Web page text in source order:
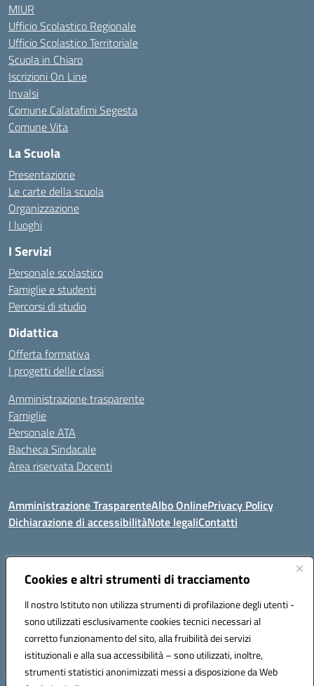
Cookies e altri strumenti di tracciamento
Il nostro Istituto non utilizza strumenti di profilazione degli utenti -
sono utilizzati esclusivamente cookies tecnici necessari al
corretto funzionamento del sito, alla fruibilità dei servizi
istituzionali e alla sua accessibilità – sono utilizzati, inoltre,
strumenti statistici anonimizzati messi a disposizione da Web
MIUR
Ufficio Scolastico Regionale
Ufficio Scolastico Territoriale
Scuola in Chiaro
Iscrizioni On Line
Invalsi
Comune Calatafimi Segesta
Comune Vita
La Scuola
Presentazione
Le carte della scuola
Organizzazione
I luoghi
I Servizi
Personale scolastico
Famiglie e studenti
Percorsi di studio
Didattica
Offerta formativa
I progetti delle classi
Amministrazione trasparente
Famiglie
Personale ATA
Bacheca Sindacale
Area riservata Docenti
Amministrazione TrasparenteAlbo OnlinePrivacy Policy
Dichiarazione di accessibilitàNote legaliContatti
Indirizzo:C/da Santa Maria, s.n.c. – 91013 Calatafimi Segesta (TP)
Posta elettronica certificata (PEC):TPIC81300B@pec.istruzione.it
Codice fiscale: 80004430817
Codice meccanografico: TPIC81300B